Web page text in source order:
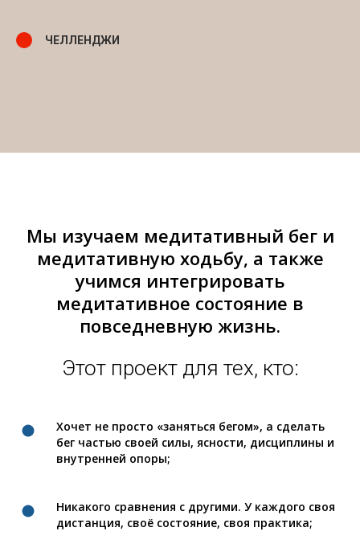
ЧЕЛЛЕНДЖИ
Мы изучаем медитативный бег и
медитативную ходьбу, а также
учимся интегрировать
медитативное состояние в
повседневную жизнь.
Этот проект для тех, кто:
Хочет не просто «заняться бегом», а сделать
бег частью своей силы, ясности, дисциплины и
внутренней опоры;
Никакого сравнения с другими. У каждого своя
дистанция, своё состояние, своя практика;